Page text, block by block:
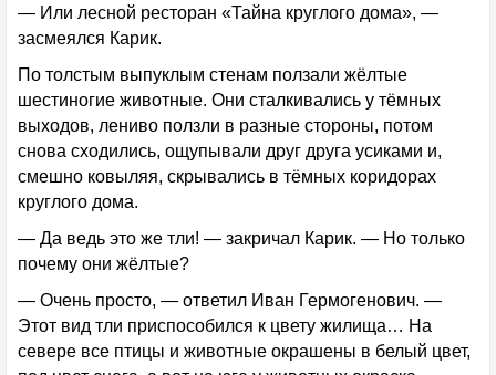
— Или лесной ресторан «Тайна круглого дома», —
засмеялся Карик.
По толстым выпуклым стенам ползали жёлтые
шестиногие животные. Они сталкивались у тёмных
выходов, лениво ползли в разные стороны, потом
снова сходились, ощупывали друг друга усиками и,
смешно ковыляя, скрывались в тёмных коридорах
круглого дома.
— Да ведь это же тли! — закричал Карик. — Но только
почему они жёлтые?
— Очень просто, — ответил Иван Гермогенович. —
Этот вид тли приспособился к цвету жилища… На
севере все птицы и животные окрашены в белый цвет,